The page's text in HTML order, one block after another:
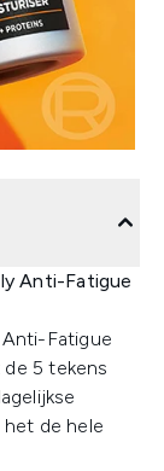
Anti-Fatigue
Fatigue
5 tekens
de hele